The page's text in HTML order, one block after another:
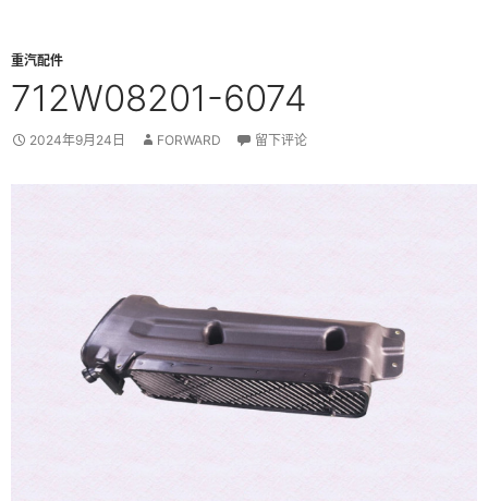
重汽配件
712W08201-6074
2024年9月24日 FORWARD 留下评论